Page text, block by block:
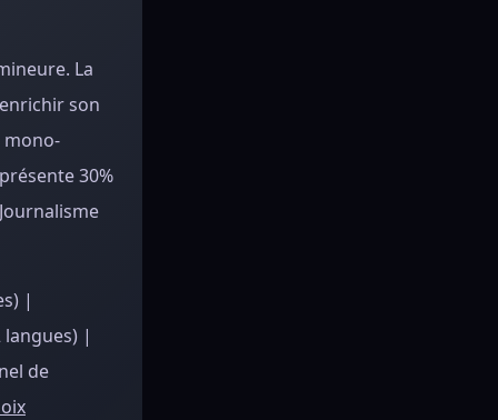
La
son
mono-
30%
|
|
de